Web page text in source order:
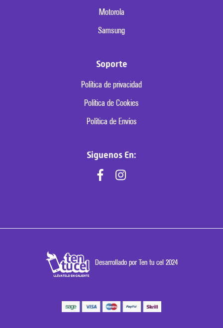
Motorola
Samsung
Soporte
Política de privacidad
Política de Cookies
Política de Envíos
Siguenos En:
Desarrollado por Ten tu cel 2024